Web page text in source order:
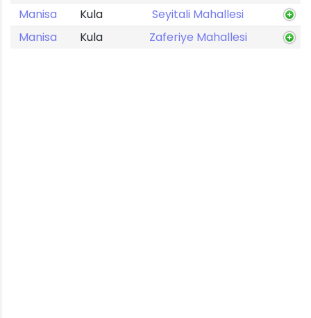
Manisa
Kula
Seyitali Mahallesi
Manisa
Kula Zaferiye Mahallesi